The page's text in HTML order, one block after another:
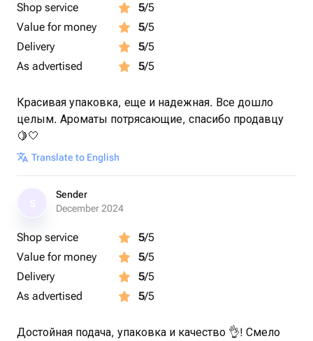
Время распространения: 4-5 месяцев
Shop service 5/5
Value for money
5/5
Delivery
5/5
As advertised
5/5
Красивая упаковка, еще и надежная. Все дошло
целым. Ароматы потрясающие, спасибо продавцу
🍋🤍
Translate to English
Sender
December 2024
Shop service 5/5
Value for money
5/5
Delivery
5/5
As advertised
5/5
Достойная подача, упаковка и качество 👌! Смело